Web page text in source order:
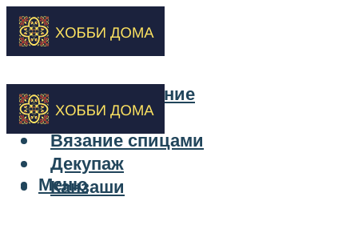
Бисероплетение
Вышивка
Вязание спицами
Декупаж
Канзаши
Меню